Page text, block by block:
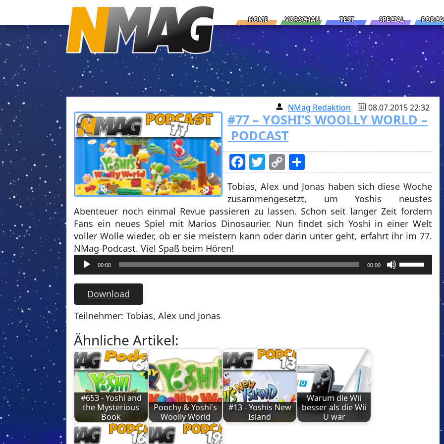
HOME VORSCHAU TEST SPECIAL
NMag Redaktion 08.07.2015 22:32
#77 – YOSHI’S WOOLLY WORLD –
PODCAST
Facebook
Twitter
Copy
Link
Tobias, Alex und Jonas haben sich diese Woche
zusammengesetzt, um Yoshis neustes
Abenteuer noch einmal Revue passieren zu lassen. Schon seit langer Zeit fordern
Fans ein neues Spiel mit Marios Dinosaurier. Nun findet sich Yoshi in einer Welt
voller Wolle wieder, ob er sie meistern kann oder darin unter geht, erfahrt ihr im 77.
NMag-Podcast. Viel Spaß beim Hören!
Audio-
Player
00:00 00:00
Pfeiltasten
Hoch/
Download
Teilnehmer: Tobias, Alex und Jonas
Ähnliche Artikel:
#653 - Yoshi and
the Mysterious
Book
Poochy & Yoshi's
Woolly World
#13 - Yoshis New
Island
Warum die Wii
besser als die Wii
U war